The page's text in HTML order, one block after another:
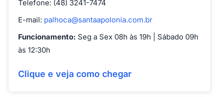
Telefone: (48) 3241-7474
E-mail: palhoca@santaapolonia.com.br
Funcionamento: Seg a Sex 08h às 19h | Sábado 09h
às 12:30h
Clique e veja como chegar